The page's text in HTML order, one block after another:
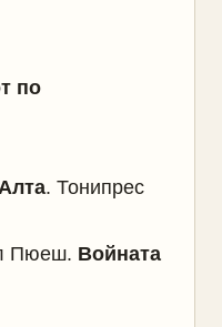
по
. Тонипрес
Пюеш. Войната